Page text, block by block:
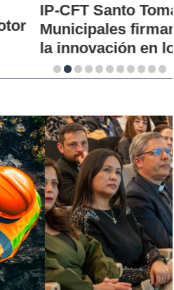
y Red de Hubs
alianza para impulsar
territorios